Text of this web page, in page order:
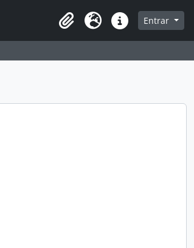
Clipboard
Idioma Atalhos Entrar